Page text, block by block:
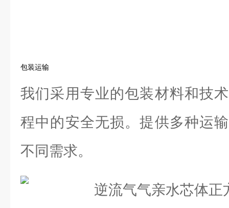
包装运输
我们采用专业的包装材料和技
程中的安全无损。提供多种运
不同需求。